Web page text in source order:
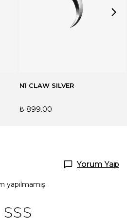
N1 CLAW SILVER
₺ 899.00
Yorum Yap
yapılmamış.
SSS